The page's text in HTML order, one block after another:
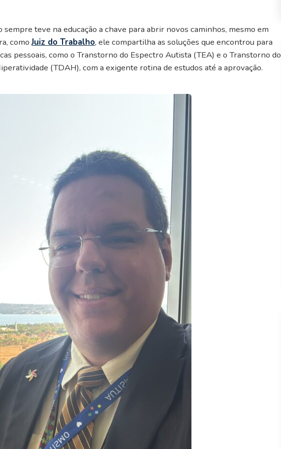
teve na educação a chave para abrir novos caminhos, mesmo em
comoJuiz do Trabalho, ele compartilha as soluções que encontrou para
pessoais, como o Transtorno do Espectro Autista (TEA) e o Transtorno do
(TDAH), com a exigente rotina de estudos até a aprovação.